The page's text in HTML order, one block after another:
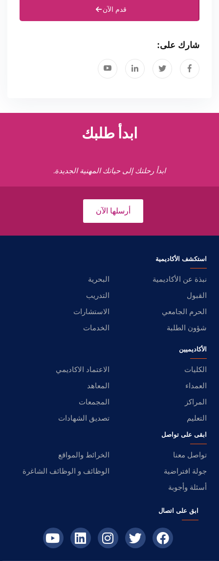
قدم الآن
شارك على:
ابدأ طلبك
ابدأ رحلتك إلى حياتك المهنية الجديدة.
أرسلها الآن
استكشف الأكاديمية
نبذة عن الأكاديمية
البحرية
القبول
التدريب
الحرم الجامعي
الاستشارات
شؤون الطلبة
الخدمات
الأكاديميين
الكليات
الاعتماد الاكاديمي
العمداء
المعاهد
المراكز
المجمعات
التعليم
تصديق الشهادات
ابقى على تواصل
تواصل معنا
الخرائط والمواقع
جولة افتراضية
الوظائف و الوظائف الشاغرة
أسئلة وأجوبة
ابق على اتصال